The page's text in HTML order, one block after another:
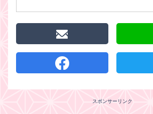
スポンサーリンク